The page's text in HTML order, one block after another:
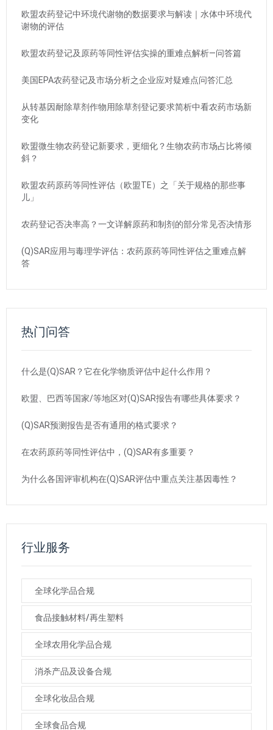
欧盟农药登记中环境代谢物的数据要求与解读｜水体中环境代
谢物的评估
欧盟农药登记及原药等同性评估实操的重难点解析—问答篇
美国EPA农药登记及市场分析之企业应对疑难点问答汇总
从转基因耐除草剂作物用除草剂登记要求简析中看农药市场新
变化
欧盟微生物农药登记新要求，更细化？生物农药市场占比将倾
斜？
欧盟农药原药等同性评估（欧盟TE）之「关于规格的那些事
儿」
农药登记否决率高？一文详解原药和制剂的部分常见否决情形
(Q)SAR应用与毒理学评估：农药原药等同性评估之重难点解
答
热门问答
什么是(Q)SAR？它在化学物质评估中起什么作用？
欧盟、巴西等国家/等地区对(Q)SAR报告有哪些具体要求？
(Q)SAR预测报告是否有通用的格式要求？
在农药原药等同性评估中，(Q)SAR有多重要？
为什么各国评审机构在(Q)SAR评估中重点关注基因毒性？
行业服务
全球化学品合规
食品接触材料/再生塑料
全球农用化学品合规
消杀产品及设备合规
全球化妆品合规
全球食品合规